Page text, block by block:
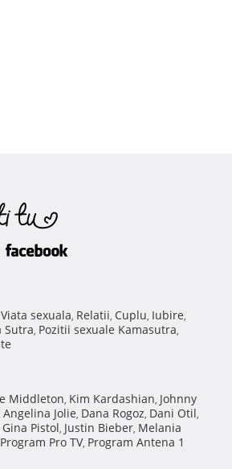
Viata sexuala, Relatii, Cuplu, Iubire,
Sutra, Pozitii sexuale Kamasutra,
Middleton, Kim Kardashian, Johnny
Angelina Jolie, Dana Rogoz, Dani Otil,
Gina Pistol, Justin Bieber, Melania
Program Pro TV, Program Antena 1